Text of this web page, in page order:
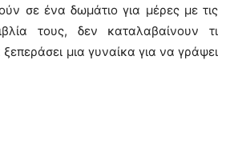
σε ένα δωμάτιο για μέρες με τις
τους, δεν καταλαβαίνουν τι
μια γυναίκα για να γράψει